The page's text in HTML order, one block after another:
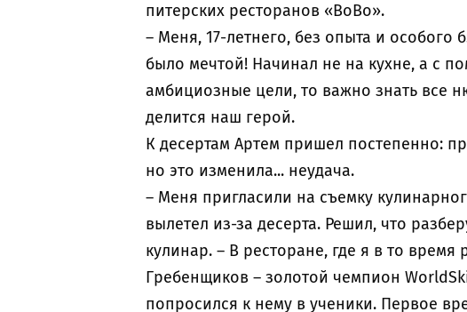
питерских ресторанов «BoBo».
– Меня, 17-летнего, без опыта и особого
было мечтой! Начинал не на кухне, а с
амбициозные цели, то важно знать все
делится наш герой.
К десертам Артем пришел постепенно:
но это изменила... неудача.
– Меня пригласили на съемку
вылетел из-за десерта. Решил, что
кулинар. – В ресторане, где я в то
Гребенщиков – золотой чемпион
попросился к нему в ученики. Первое